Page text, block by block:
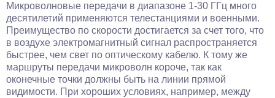
Микроволновые передачи в диапазоне 1-30 ГГц много
десятилетий применяются телестанциями и военными.
Преимущество по скорости достигается за счет того, что
в воздухе электромагнитный сигнал распространяется
быстрее, чем свет по оптическому кабелю. К тому же
маршруты передачи микроволн короче, так как
оконечные точки должны быть на линии прямой
видимости. При хороших условиях, например, между